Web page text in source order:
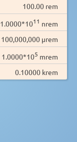
100.00 rem
1.0000*1011 nrem
100,000,000 µrem
1.0000*105 mrem
0.10000 krem